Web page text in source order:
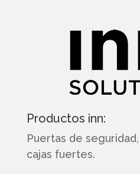
Productos inn:
Puertas de
cajas fuertes.